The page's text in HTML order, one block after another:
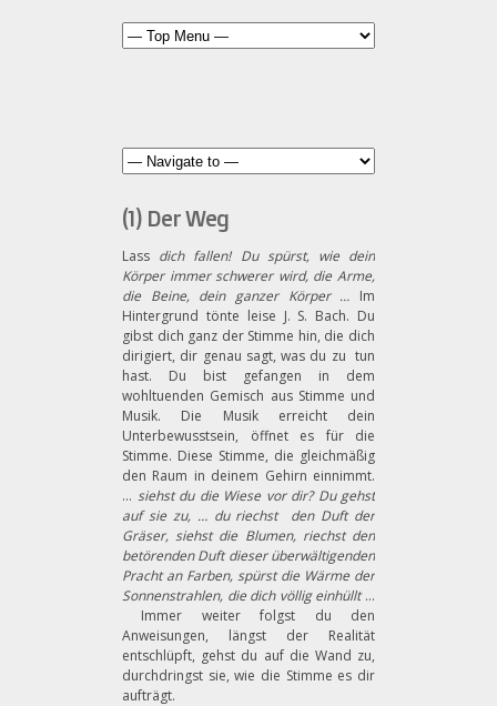
(1) Der Weg
Lass dich fallen! Du spürst, wie dein
Körper immer schwerer wird, die Arme,
die Beine, dein ganzer Körper … Im
Hintergrund tönte leise J. S. Bach. Du
gibst dich ganz der Stimme hin, die dich
dirigiert, dir genau sagt, was du zu tun
hast. Du bist gefangen in dem
wohltuenden Gemisch aus Stimme und
Musik. Die Musik erreicht dein
Unterbewusstsein, öffnet es für die
Stimme. Diese Stimme, die gleichmäßig
den Raum in deinem Gehirn einnimmt.
… siehst du die Wiese vor dir? Du gehst
auf sie zu, … du riechst den Duft der
Gräser, siehst die Blumen, riechst den
betörenden Duft dieser überwältigenden
Pracht an Farben, spürst die Wärme der
Sonnenstrahlen, die dich völlig einhüllt…
Immer weiter folgst du den
Anweisungen, längst der Realität
entschlüpft, gehst du auf die Wand zu,
durchdringst sie, wie die Stimme es dir
aufträgt.